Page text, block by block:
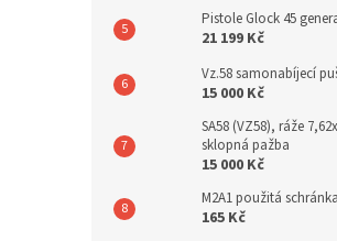
Pistole Glock 45
21 199 Kč
Vz.58 samonabíjecí
15 000 Kč
SA58 (VZ58), ráže
sklopná pažba
15 000 Kč
M2A1 použitá schránka
165 Kč